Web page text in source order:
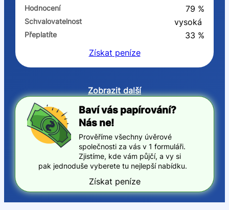
Hodnocení 79 %
Schvalovatelnost vysoká
Přeplatíte
33 %
Získat peníze
Zobrazit další
Baví vás papírování?
Nás ne!
Prověříme všechny úvěrové
společnosti za vás v 1 formuláři.
Zjistíme, kde vám půjčí, a vy si
pak jednoduše vyberete tu nejlepší nabídku.
Získat peníze